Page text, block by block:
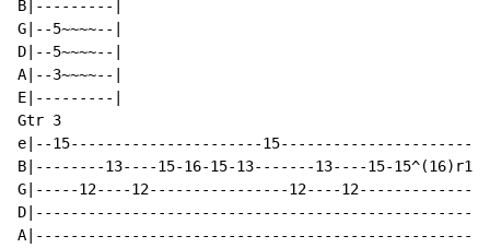
B|---------|
G|--5~~~~--|
D|--5~~~~--|
A|--3~~~~--|
E|---------|
Gtr 3
e|--15----------------------
B|--------13----15-16-15-13-------13----15-
G|-----12----12----------------12----